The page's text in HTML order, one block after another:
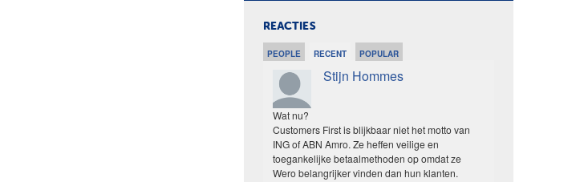
REACTIES
PEOPLE RECENT POPULAR
Stijn Hommes
Wat nu?
Customers First is blijkbaar niet het motto van
ING of ABN Amro. Ze heffen veilige en
toegankelijke betaalmethoden op omdat ze
Wero belangrijker vinden dan hun klanten.